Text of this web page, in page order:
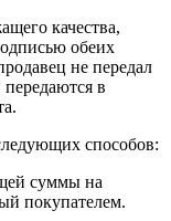
качества,
обеих
не передал
в
способов:
суммы на
покупателем.